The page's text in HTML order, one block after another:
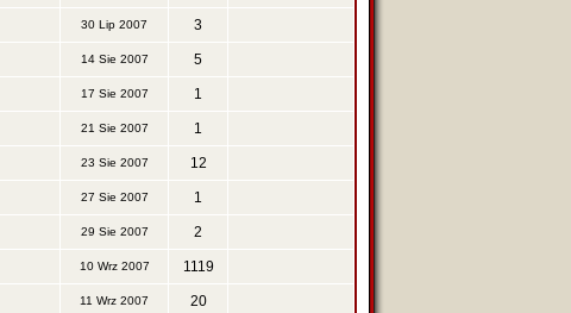
30 Lip 2007 3
14 Sie 2007 5
17 Sie 2007 1
21 Sie 2007 1
23 Sie 2007 12
27 Sie 2007 1
29 Sie 2007 2
10 Wrz 2007 1119
11 Wrz 2007 20